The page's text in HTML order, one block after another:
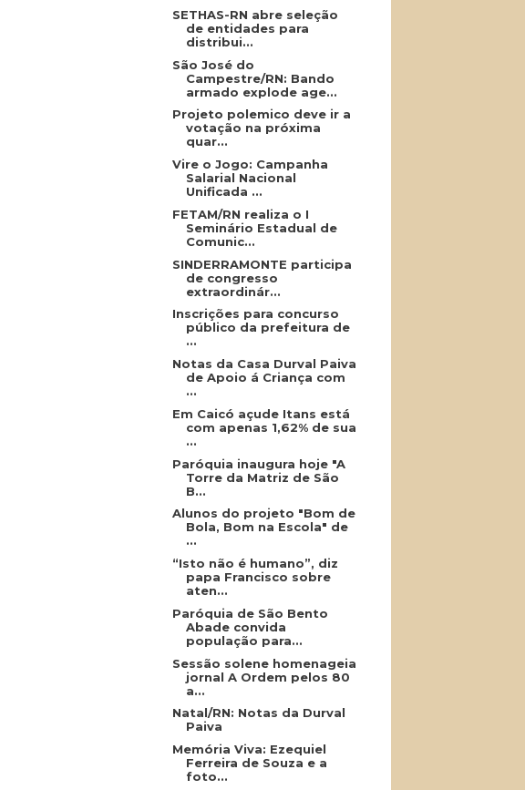
SETHAS-RN abre seleção
de entidades para
distribui...
São José do
Campestre/RN: Bando
armado explode age...
Projeto polemico deve ir a
votação na próxima
quar...
Vire o Jogo: Campanha
Salarial Nacional
Unificada ...
FETAM/RN realiza o I
Seminário Estadual de
Comunic...
SINDERRAMONTE participa
de congresso
extraordinár...
Inscrições para concurso
público da prefeitura de
...
Notas da Casa Durval Paiva
de Apoio á Criança com
...
Em Caicó açude Itans está
com apenas 1,62% de sua
...
Paróquia inaugura hoje "A
Torre da Matriz de São
B...
Alunos do projeto "Bom de
Bola, Bom na Escola" de
...
“Isto não é humano”, diz
papa Francisco sobre
aten...
Paróquia de São Bento
Abade convida
população para...
Sessão solene homenageia
jornal A Ordem pelos 80
a...
Natal/RN: Notas da Durval
Paiva
Memória Viva: Ezequiel
Ferreira de Souza e a
foto...